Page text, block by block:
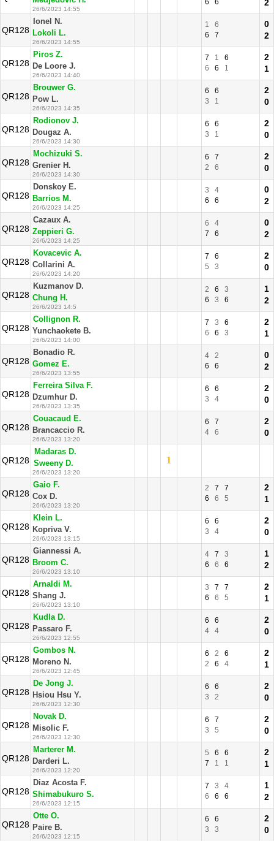
26/6/2023 14:55
6 6 2
QR128
Ionel N.
Lokoli L.
26/6/2023 14:55
1
6
6
7
0
2
QR128
Piros Z.
De Loore J.
26/6/2023 14:40
7 1
6
6
6 1
2
1
QR128
Brouwer G.
Pow L.
26/6/2023 14:35
6
6
3
1
2
0
QR128
Rodionov J.
Dougaz A.
26/6/2023 14:30
6
6
3
1
2
0
QR128
Mochizuki S.
Grenier H.
26/6/2023 14:30
6
7
2
6
2
0
QR128
Donskoy E.
Barrios M.
26/6/2023 14:25
3
4
6
6
0
2
QR128
Cazaux A.
Zeppieri G.
26/6/2023 14:25
6
4
7
6
0
2
QR128
Kovacevic A.
Collarini A.
26/6/2023 14:20
7
6
5
3
2
0
QR128
Kuzmanov D.
Chung H.
26/6/2023 14:5
2 6
3
6
3 6
1
2
QR128
Collignon R.
Yunchaokete B.
26/6/2023 14:00
7 3
6
6
6 3
2
1
QR128
Bonadio R.
Gomez E.
26/6/2023 13:55
4
2
6
6
0
2
QR128
Ferreira Silva F.
Dzumhur D.
26/6/2023 13:35
6
6
3
4
2
0
QR128
Couacaud E.
Brancaccio R.
26/6/2023 13:20
6
7
4
6
2
0
QR128
Madaras D.
Sweeny D.
26/6/2023 13:20
1
QR128
Gaio F.
Cox D.
26/6/2023 13:20
2 7
7
6
6 5
2
1
QR128
Klein L.
Kopriva V.
26/6/2023 13:15
6
6
3
4
2
0
QR128
Giannessi A.
Broom C.
26/6/2023 13:10
4 7
3
6
6 6
1
2
QR128
Arnaldi M.
Shang J.
26/6/2023 13:10
3 7
7
6
6 5
2
1
QR128
Kudla D.
Passaro F.
26/6/2023 12:55
6
6
4
4
2
0
QR128
Gombos N.
Moreno N.
26/6/2023 12:45
6 2
6
2
6 4
2
1
QR128
De Jong J.
Hsiou Hsu Y.
26/6/2023 12:30
6
6
3
2
2
0
QR128
Novak D.
Misolic F.
26/6/2023 12:30
6
7
3
5
2
0
QR128
Marterer M.
Darderi L.
26/6/2023 12:20
5 6
6
7
1 1
2
1
QR128
Diaz Acosta F.
Shimabukuro S.
26/6/2023 12:15
7 3
4
6
6 6
1
2
QR128
Otte O.
Paire B.
26/6/2023 12:15
6
6
3
3
2
0